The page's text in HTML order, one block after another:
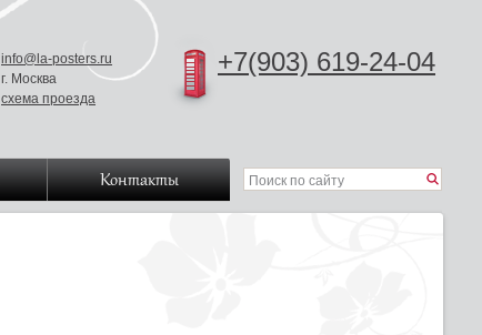
+7(903) 619-24-04
info@la-posters.ru
г. Москва
схема проезда
Контакты